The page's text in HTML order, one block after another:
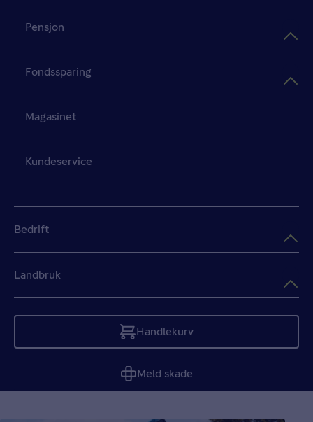
Pensjon
Fondssparing
Magasinet
Kundeservice
Bedrift
Landbruk
Handlekurv
Tom
Meld skade